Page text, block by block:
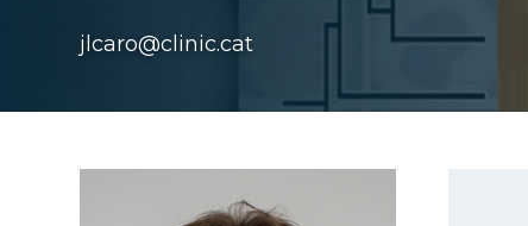
jlcaro@clinic.cat